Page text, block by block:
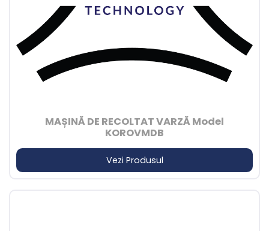
MAȘINĂ DE RECOLTAT VARZĂ Model
KOROVMDB
Vezi Produsul